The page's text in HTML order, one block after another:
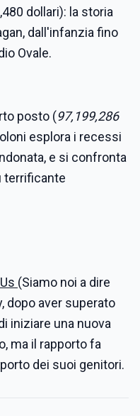
dollari): la storia
dall'infanzia fino
Ovale.
posto (97,199,286
esplora i recessi
e si confronta
terrificante
(Siamo noi a dire
dopo aver superato
iniziare una nuova
ma il rapporto fa
dei suoi genitori.